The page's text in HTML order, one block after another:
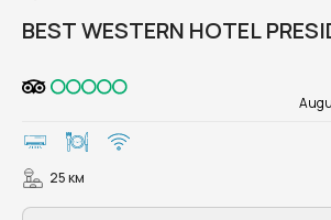
BEST WESTERN HOTEL
25 км